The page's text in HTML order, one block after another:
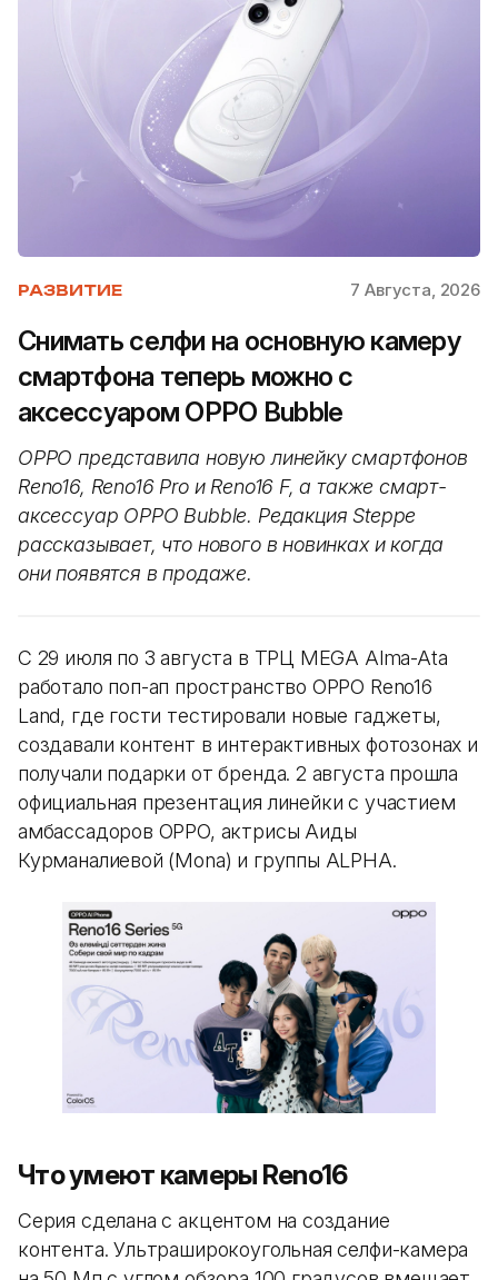
РАЗВИТИЕ 7 Августа, 2026
Снимать селфи на основную камеру
смартфона теперь можно с
аксессуаром OPPO Bubble
OPPO представила новую линейку смартфонов
Reno16, Reno16 Pro и Reno16 F, а также смарт-
аксессуар OPPO Bubble. Редакция Steppe
рассказывает, что нового в новинках и когда
они появятся в продаже.
С 29 июля по 3 августа в ТРЦ MEGA Alma-Ata
работало поп-ап пространство OPPO Reno16
Land, где гости тестировали новые гаджеты,
создавали контент в интерактивных фотозонах и
получали подарки от бренда. 2 августа прошла
официальная презентация линейки с участием
амбассадоров OPPO, актрисы Аиды
Курманалиевой (Mona) и группы ALPHA.
Что умеют камеры Reno16
Серия сделана с акцентом на создание
контента. Ультраширокоугольная селфи-камера